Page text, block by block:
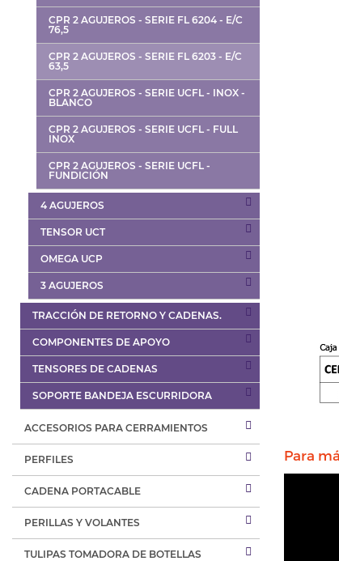
CPR 2 AGUJEROS - SERIE FL 6204 - E/C
76,5
CPR 2 AGUJEROS - SERIE FL 6203 - E/C
63,5
CPR 2 AGUJEROS - SERIE UCFL - INOX -
BLANCO
CPR 2 AGUJEROS - SERIE UCFL - FULL
INOX
CPR 2 AGUJEROS - SERIE UCFL -
FUNDICIÓN
4 AGUJEROS
TENSOR UCT
OMEGA UCP
3 AGUJEROS
TRACCIÓN DE RETORNO Y CADENAS.
COMPONENTES DE APOYO
TENSORES DE CADENAS
SOPORTE BANDEJA ESCURRIDORA
ACCESORIOS PARA CERRAMIENTOS
PERFILES
CADENA PORTACABLE
PERILLAS Y VOLANTES
TULIPAS TOMADORA DE BOTELLAS
Para